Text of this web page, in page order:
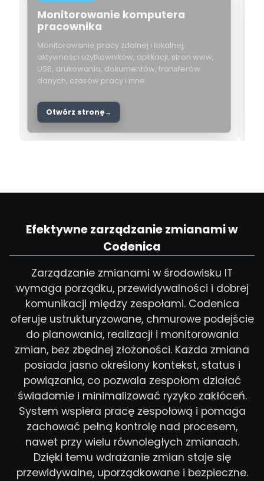
Monitorowanie komputera
pracownika
Monitorowanie pracy zdalnej i lokalnej,
aktywności użytkowników, aplikacji, stron www,
USB, drukowania, dokumentów, transferów
danych, czasów pracy i inne.
Otwórz stronę
Efektywne zarządzanie zmianami w
Codenica
Zarządzanie zmianami w środowisku IT
wymaga porządku, przewidywalności i dobrej
komunikacji między zespołami. Codenica
oferuje ustrukturyzowane, chmurowe podejście
do planowania, realizacji i monitorowania
zmian, bez zbędnej złożoności. Każda zmiana
posiada jasno określony kontekst, status i
powiązania, co pozwala zespołom działać
świadomie i minimalizować ryzyko zakłóceń.
System wspiera pracę zespołową i pomaga
zachować pełną kontrolę nad procesem,
nawet przy wielu równoległych zmianach.
Dzięki temu wdrażanie zmian staje się
przewidywalne, uporządkowane i bezpieczne.